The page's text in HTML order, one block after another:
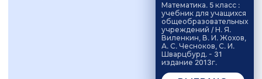
Математика. 5 класс :
учебник для учащихся
общеобразовательных
учреждений / Н. Я.
Виленкин, В. И. Жохов,
А. С. Чесноков, С. И.
Шварцбурд. - 31
издание 2013г.